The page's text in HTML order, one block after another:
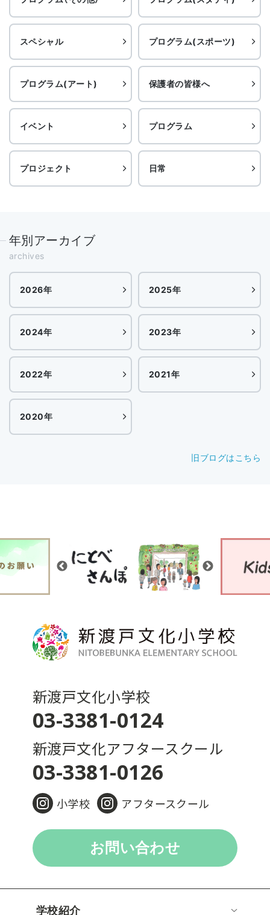
スペシャル プログラム(スポーツ)
プログラム(アート) 保護者の皆様へ
イベント プログラム
プロジェクト 日常
年別アーカイブ
archives
2026年 2025年
2024年 2023年
2022年 2021年
2020年
旧ブログはこちら
新渡戸文化小学校
03-3381-0124
新渡戸文化アフタースクール
03-3381-0126
小学校 アフタースクール
お問い合わせ
学校紹介